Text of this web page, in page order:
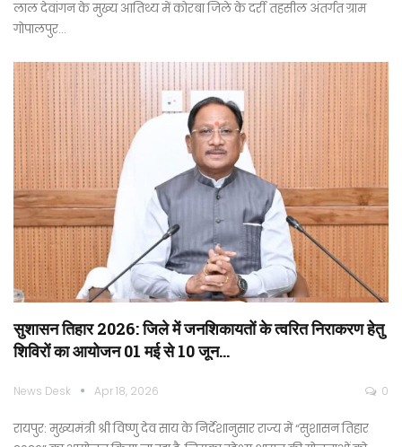
लाल देवांगन के मुख्य आतिथ्य में कोरबा जिले के दर्री तहसील अंतर्गत ग्राम
गोपालपुर…
सुशासन तिहार 2026: जिले में जनशिकायतों के त्वरित निराकरण हेतु
शिविरों का आयोजन 01 मई से 10 जून…
News Desk Apr 18, 2026 0
रायपुर: मुख्यमंत्री श्री विष्णु देव साय के निर्देशानुसार राज्य में “सुशासन तिहार